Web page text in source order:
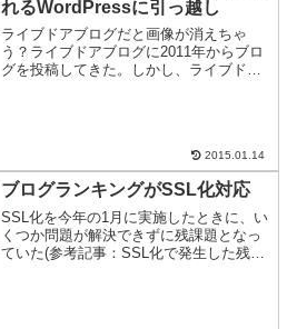
れるWordPressに引っ越し
ライブドアブログだと画像が消えちゃ
う？ライブドアブログに2011年からブロ
グを投稿してきた。しかし、ライブドア
2015.01.14
ブログランキングがSSL化対応
SSL化を今年の1月に実施したときに、い
くつか問題が解決できずに残課題となっ
ていた(参考記事：SSL化で発生した残課